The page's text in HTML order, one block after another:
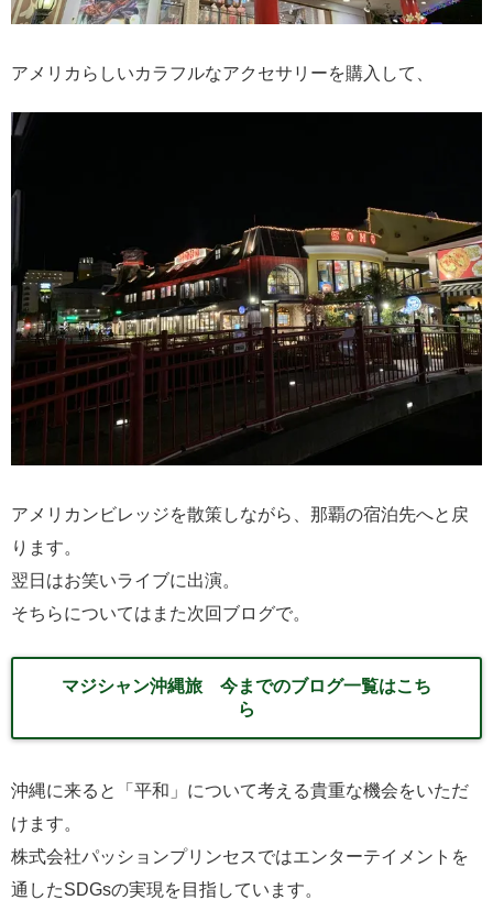
アメリカらしいカラフルなアクセサリーを購入して、
アメリカンビレッジを散策しながら、那覇の宿泊先へと戻
ります。
翌日はお笑いライブに出演。
そちらについてはまた次回ブログで。
マジシャン沖縄旅 今までのブログ一覧はこち
ら
沖縄に来ると「平和」について考える貴重な機会をいただ
けます。
株式会社パッションプリンセスではエンターテイメントを
通したSDGsの実現を目指しています。